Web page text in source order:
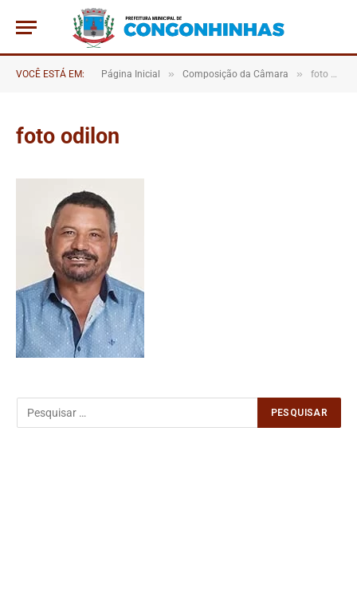
VOCÊ ESTÁ EM: Página Inicial » Composição da Câmara » foto odilon
foto odilon